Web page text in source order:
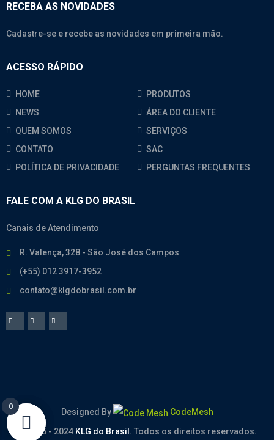
RECEBA AS NOVIDADES
Cadastre-se e recebe as novidades em primeira mão.
ACESSO RÁPIDO
HOME
PRODUTOS
NEWS
ÁREA DO CLIENTE
QUEM SOMOS
SERVIÇOS
CONTATO
SAC
POLÍTICA DE PRIVACIDADE
PERGUNTAS FREQUENTES
FALE COM A KLG DO BRASIL
Canais de Atendimento
R. Valença, 328 - São José dos Campos
(+55) 012 3917-3952
contato@klgdobrasil.com.br
Designed By
CodeMesh
© 2005 - 2024 KLG do Brasil. Todos os direitos reservados.
0
0